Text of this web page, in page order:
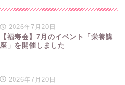
2026年7月20日
【福寿会】7月のイベント「栄養講
座」を開催しました
2026年7月20日